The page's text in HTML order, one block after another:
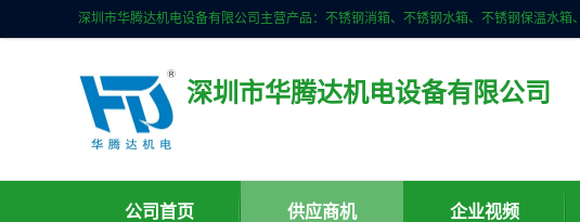
深圳市华腾达机电设备有限公司
公司首页 供应商机 企业视频